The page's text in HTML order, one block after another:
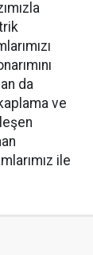
da
ve
ile